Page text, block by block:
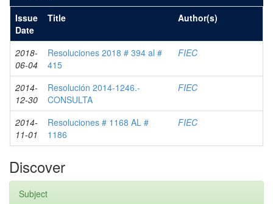
Issue
Date
Title Author(s)
2018-
06-04
Resoluciones 2018 # 394 al #
415
FIEC
2014-
12-30
Resolución 2014-1246.-
CONSULTA
FIEC
2014-
11-01
Resoluciones # 1168 AL #
1186
FIEC
Discover
Subject